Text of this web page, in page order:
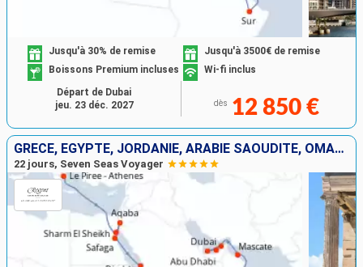
Jusqu'à 30% de remise
Jusqu'à 3500€ de remise
Boissons Premium incluses
Wi-fi inclus
dès 12 850 €
Départ de Dubai
jeu. 23 déc. 2027
GRÈCE, EGYPTE, JORDANIE, ARABIE SAOUDITE, OMAN, EMIRATS ARABES UNIS
22 jours, Seven Seas Voyager